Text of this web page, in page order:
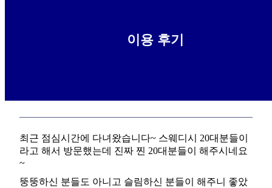
이용 후기
최근 점심시간에 다녀왔습니다~ 스웨디시 20대분들이
라고 해서 방문했는데 진짜 찐 20대분들이 해주시네요
~
뚱뚱하신 분들도 아니고 슬림하신 분들이 해주니 좋았